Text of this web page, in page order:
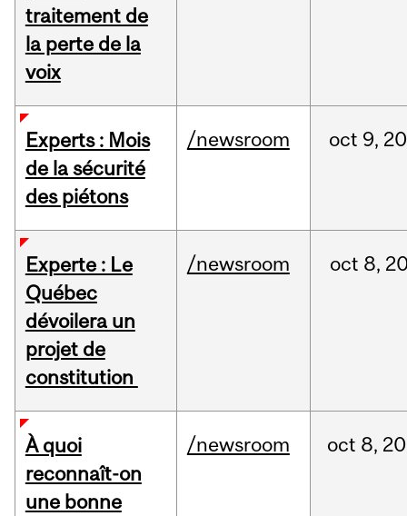
traitement de
la perte de la
voix
Experts : Mois
de la sécurité
des piétons
/newsroom oct 9,
Experte : Le
Québec
dévoilera un
projet de
constitution
/newsroom oct 8,
À quoi
reconnaît-on
une bonne
/newsroom oct 8,